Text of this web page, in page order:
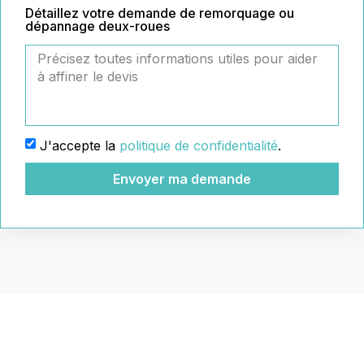
Détaillez votre demande de remorquage ou
dépannage deux-roues
J'accepte la politique de confidentialité.
Envoyer ma demande